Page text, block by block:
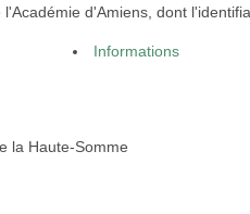
d'Amiens, dont
Informations
la Haute-Somme